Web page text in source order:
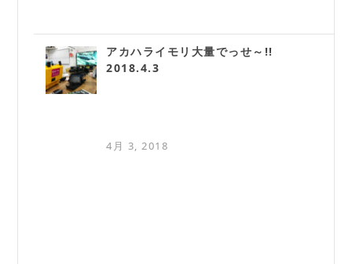
アカハライモリ大量でっせ～!!
2018.4.3
4月 3, 2018